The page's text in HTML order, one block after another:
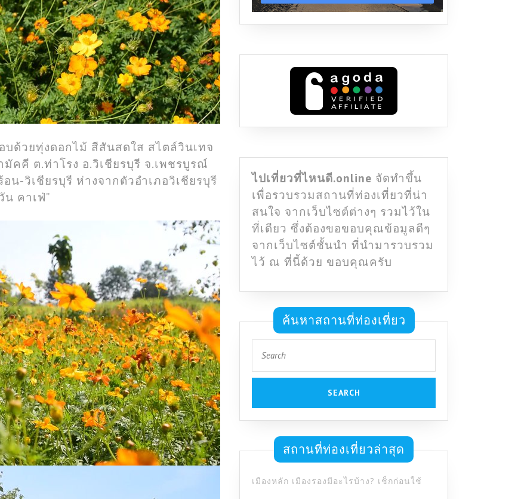
ด้วยทุ่งดอกไม้ สีสันสดใส สไตล์วินเทจ
คคี ต.ท่าโรง อ.วิเชียรบุรี จ.เพชรบูรณ์
-วิเชียรบุรี ห่างจากตัวอำเภอวิเชียรบุรี
น คาเฟ่”
ไปเที่ยวที่ไหนดี.online จัดทำขึ้น
เพื่อรวบรวมสถานที่ท่องเที่ยวที่น่า
สนใจ จากเว็บไซต์ต่างๆ รวมไว้ใน
ที่เดียว ซึ่งต้องขอขอบคุณข้อมูลดีๆ
จากเว็บไซต์ชั้นนำ ที่นำมารวบรวม
ไว้ ณ ที่นี้ด้วย ขอบคุณครับ
ค้นหาสถานที่ท่องเที่ยว
for:
สถานที่ท่องเที่ยวล่าสุด
เมืองหลัก เมืองรองมีอะไรบ้าง? เช็กก่อนใช้